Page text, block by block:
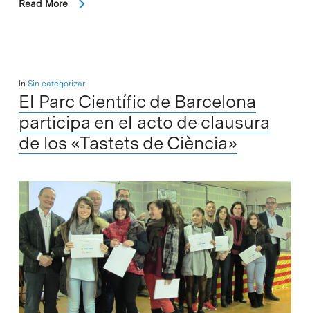
Read More
In Sin categorizar
El Parc Científic de Barcelona
participa en el acto de clausura
de los «Tastets de Ciència»